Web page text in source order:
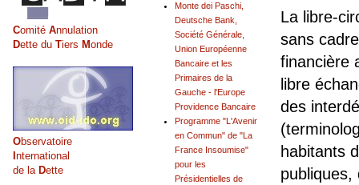
La libre-
sans
financière
libre
des
habitants
publiques,
Monte dei Paschi,
Deutsche Bank,
Société Générale,
Union Européenne
Bancaire et les
Primaires de la
Gauche - l'Europe
Providence Bancaire
Programme "L'Avenir
en Commun" de "La
France Insoumise"
pour les
Présidentielles de
Comité Annulation
Dette du Tiers Monde
Observatoire
International
de la Dette